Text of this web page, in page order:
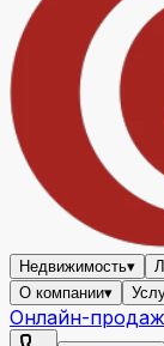
Недвижимость▾
О компании▾
Онлайн-